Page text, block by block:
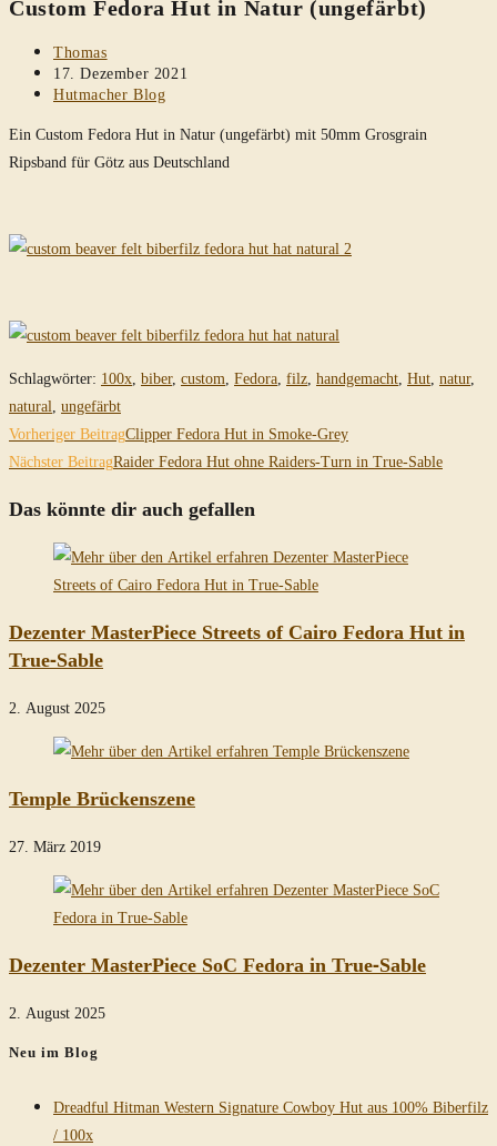
durchsuchen
Custom Fedora Hut in Natur (ungefärbt)
Beitrags-
Autor:
Thomas
Beitrag
veröffentlicht:
17. Dezember 2021
Beitrags-
Hutmacher Blog
Ein Custom Fedora Hut in Natur (ungefärbt) mit 50mm Grosgrain
Ripsband für Götz aus Deutschland
Schlagwörter: 100x, biber, custom, Fedora, filz, handgemacht, Hut, natur,
natural, ungefärbt
Weitere
Artikel
ansehen
Vorheriger BeitragClipper Fedora Hut in Smoke-Grey
Nächster BeitragRaider Fedora Hut ohne Raiders-Turn in True-Sable
Das könnte dir auch gefallen
Dezenter MasterPiece Streets of Cairo Fedora Hut in
True-Sable
2. August 2025
Temple Brückenszene
27. März 2019
Dezenter MasterPiece SoC Fedora in True-Sable
2. August 2025
Neu im Blog
Dreadful Hitman Western Signature Cowboy Hut aus 100% Biberfilz
/ 100x